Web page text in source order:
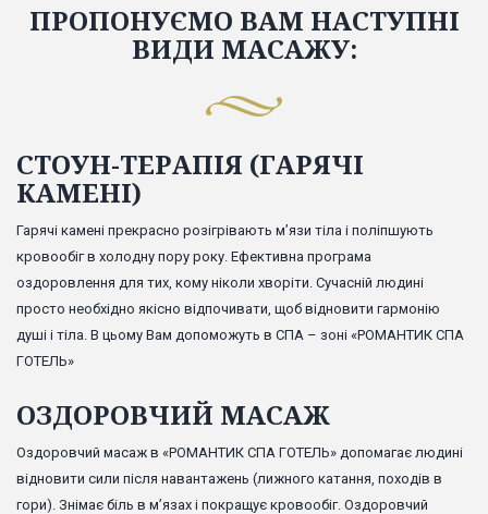
ПРОПОНУЄМО ВАМ НАСТУПНІ
ВИДИ МАСАЖУ:
СТОУН-ТЕРАПІЯ (ГАРЯЧІ
КАМЕНІ)
Гарячі камені прекрасно розігрівають м’язи тіла і поліпшують
кровообіг в холодну пору року. Ефективна програма
оздоровлення для тих, кому ніколи хворіти. Сучасній людині
просто необхідно якісно відпочивати, щоб відновити гармонію
душі і тіла. В цьому Вам допоможуть в СПА – зоні «РОМАНТИК СПА
ГОТЕЛЬ»
ОЗДОРОВЧИЙ МАСАЖ
Оздоровчий масаж в «РОМАНТИК СПА ГОТЕЛЬ» допомагає людині
відновити сили після навантажень (лижного катання, походів в
гори). Знімає біль в м’язах і покращує кровообіг. Оздоровчий